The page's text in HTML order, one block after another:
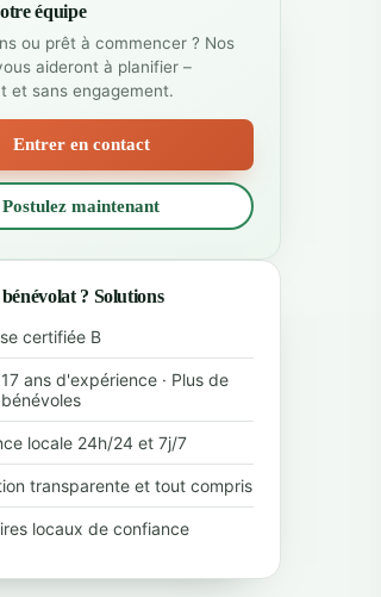
équipe
ou prêt à commencer ? Nos
aideront à planifier –
et sans engagement.
Entrer en contact
Postulez maintenant
? Solutions
certifiée B
ans d'expérience · Plus de
locale 24h/24 et 7j/7
transparente et tout compris
locaux de confiance